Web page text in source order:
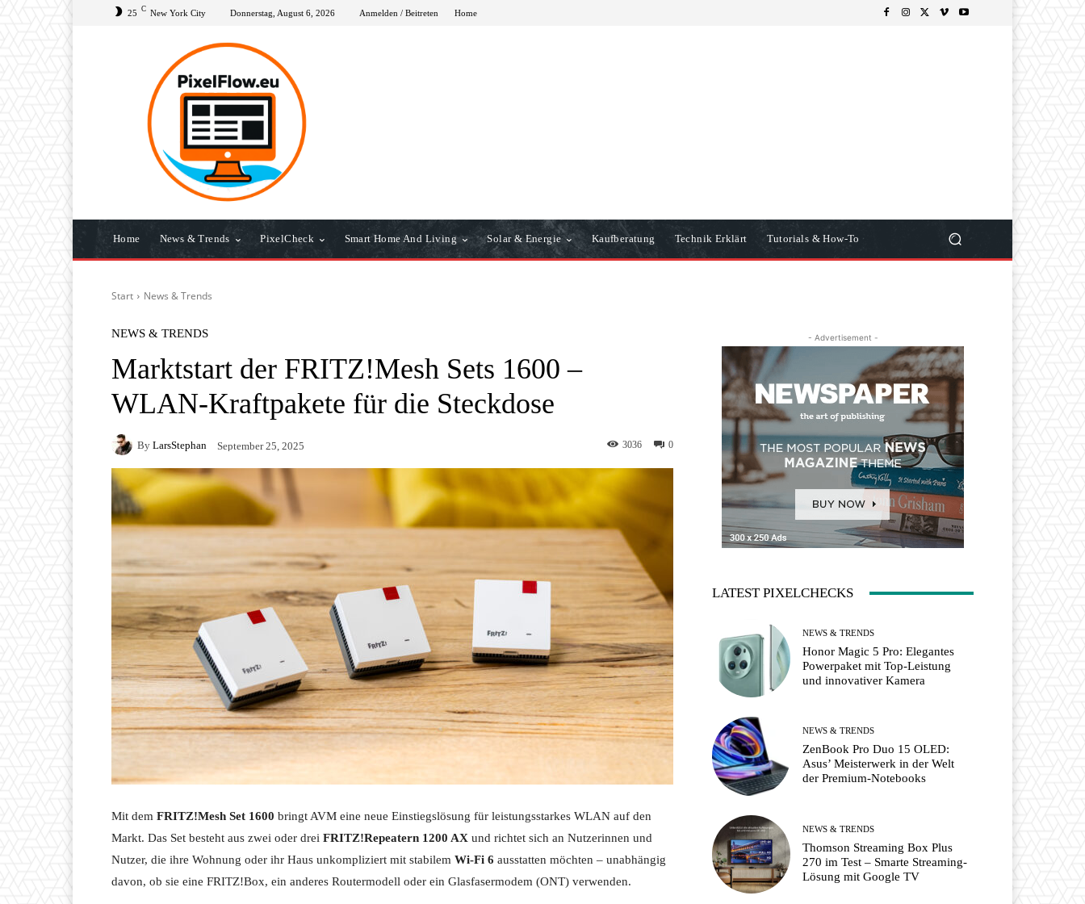
25 C New York City Donnerstag, August 6, 2026 Anmelden / Beitreten Home
Home News & Trends PixelCheck Smart Home And Living Solar & Energie Kaufberatung Technik Erklärt Tutorials & How-To
Start News & Trends
NEWS & TRENDS
Marktstart der FRITZ!Mesh Sets 1600 –
WLAN-Kraftpakete für die Steckdose
By LarsStephan September 25, 2025 0
3036
Mit dem FRITZ!Mesh Set 1600 bringt AVM eine neue Einstiegslösung für leistungsstarkes WLAN auf den
Markt. Das Set besteht aus zwei oder drei FRITZ!Repeatern 1200 AX und richtet sich an Nutzerinnen und
Nutzer, die ihre Wohnung oder ihr Haus unkompliziert mit stabilem Wi-Fi 6 ausstatten möchten – unabhängig
davon, ob sie eine FRITZ!Box, ein anderes Routermodell oder ein Glasfasermodem (ONT) verwenden.
- Advertisement -
LATEST PIXELCHECKS
NEWS & TRENDS
Honor Magic 5 Pro: Elegantes
Powerpaket mit Top-Leistung
und innovativer Kamera
NEWS & TRENDS
ZenBook Pro Duo 15 OLED:
Asus’ Meisterwerk in der Welt
der Premium-Notebooks
NEWS & TRENDS
Thomson Streaming Box Plus
270 im Test – Smarte Streaming-
Lösung mit Google TV